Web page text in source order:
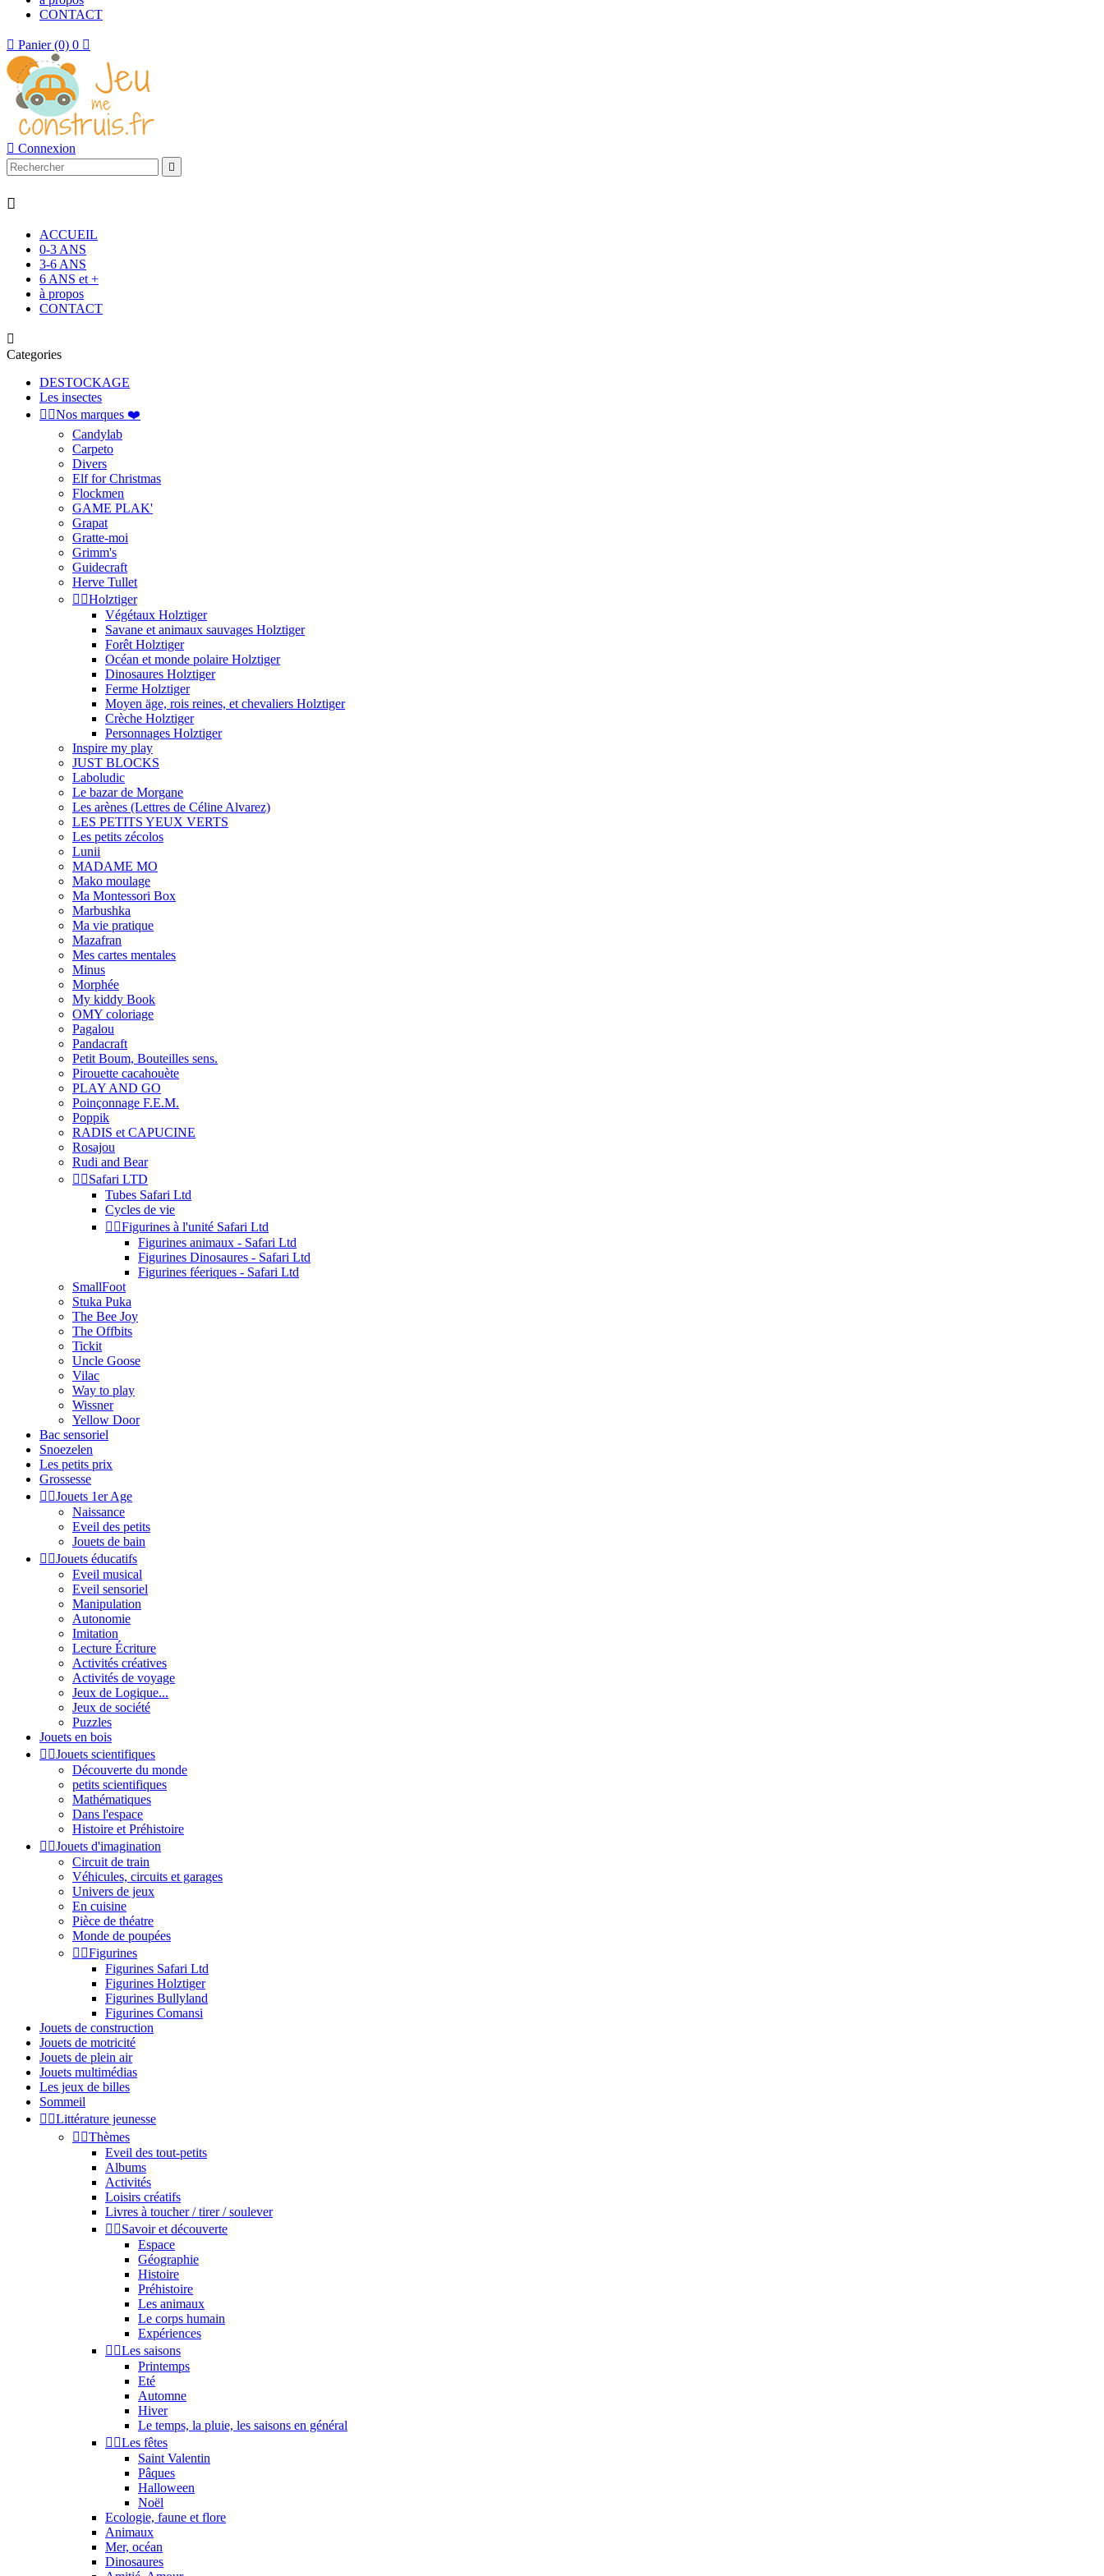
CONTACT
 Panier (0) 0 
 Connexion


ACCUEIL
0-3 ANS
3-6 ANS
6 ANS et +
à propos
CONTACT

Categories
DESTOCKAGE
Les insectes
 Nos marques ❤️
Candylab
Carpeto
Divers
Elf for Christmas
Flockmen
GAME PLAK'
Grapat
Gratte-moi
Grimm's
Guidecraft
Herve Tullet
 Holztiger
Végétaux Holztiger
Savane et animaux sauvages Holztiger
Forêt Holztiger
Océan et monde polaire Holztiger
Dinosaures Holztiger
Ferme Holztiger
Moyen äge, rois reines, et chevaliers Holztiger
Crèche Holztiger
Personnages Holztiger
Inspire my play
JUST BLOCKS
Laboludic
Le bazar de Morgane
Les arènes (Lettres de Céline Alvarez)
LES PETITS YEUX VERTS
Les petits zécolos
Lunii
MADAME MO
Mako moulage
Ma Montessori Box
Marbushka
Ma vie pratique
Mazafran
Mes cartes mentales
Minus
Morphée
My kiddy Book
OMY coloriage
Pagalou
Pandacraft
Petit Boum, Bouteilles sens.
Pirouette cacahouète
PLAY AND GO
Poinçonnage F.E.M.
Poppik
RADIS et CAPUCINE
Rosajou
Rudi and Bear
 Safari LTD
Tubes Safari Ltd
Cycles de vie
 Figurines à l'unité Safari Ltd
Figurines animaux - Safari Ltd
Figurines Dinosaures - Safari Ltd
Figurines féeriques - Safari Ltd
SmallFoot
Stuka Puka
The Bee Joy
The Offbits
Tickit
Uncle Goose
Vilac
Way to play
Wissner
Yellow Door
Bac sensoriel
Snoezelen
Les petits prix
Grossesse
 Jouets 1er Age
Naissance
Eveil des petits
Jouets de bain
 Jouets éducatifs
Eveil musical
Eveil sensoriel
Manipulation
Autonomie
Imitation
Lecture Écriture
Activités créatives
Activités de voyage
Jeux de Logique...
Jeux de société
Puzzles
Jouets en bois
 Jouets scientifiques
Découverte du monde
petits scientifiques
Mathématiques
Dans l'espace
Histoire et Préhistoire
 Jouets d'imagination
Circuit de train
Véhicules, circuits et garages
Univers de jeux
En cuisine
Pièce de théatre
Monde de poupées
 Figurines
Figurines Safari Ltd
Figurines Holztiger
Figurines Bullyland
Figurines Comansi
Jouets de construction
Jouets de motricité
Jouets de plein air
Jouets multimédias
Les jeux de billes
Sommeil
 Littérature jeunesse
 Thèmes
Eveil des tout-petits
Albums
Activités
Loisirs créatifs
Livres à toucher / tirer / soulever
 Savoir et découverte
Espace
Géographie
Histoire
Préhistoire
Les animaux
Le corps humain
Expériences
 Les saisons
Printemps
Eté
Automne
Hiver
Le temps, la pluie, les saisons en général
 Les fêtes
Saint Valentin
Pâques
Halloween
Noël
Ecologie, faune et flore
Animaux
Mer, océan
Dinosaures